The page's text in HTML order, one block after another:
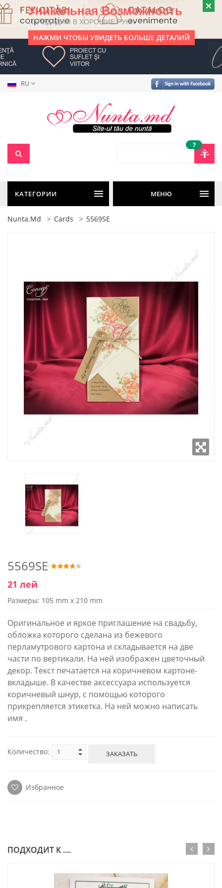
Уникальная Возможность
ПЕРЕДАДИМ В ХОРОШИЕ РУКИ
НАЖМИ ЧТОБЫ УВИДЕТЬ БОЛЬШЕ ДЕТАЛИЙ
RU
?
КАТЕГОРИИ МЕНЮ
Nunta.md Cards 5569SE
5569SE
21 лей
Размеры: 105 mm x 210 mm
Оригинальное и яркое приглашение на свадьбу,
обложка которого сделана из бежевого
перламутрового картона и складывается на две
части по вертикали. На ней изображен цветочный
декор. Текст печатается на коричневом картоне-
вкладыше. В качестве аксессуара используется
коричневый шнур, с помощью которого
прикрепляется этикетка. На ней можно написать
имя .
Количество: ЗАКАЗАТЬ
Избранное
ПОДХОДИТ К ....